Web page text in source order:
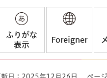
ふりがな
表示
Foreigner
新日：2025年12月26日 ペー